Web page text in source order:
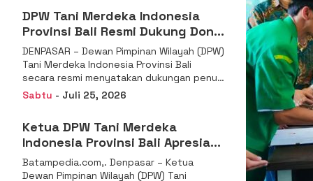
DPW Tani Merdeka Indonesia
Provinsi Bali Resmi Dukung Don
Muzakir Mengisi Jabatan Wakil
Menteri Pertanian RI
DENPASAR – Dewan Pimpinan Wilayah (DPW)
Tani Merdeka Indonesia Provinsi Bali
secara resmi menyatakan dukungan penuh
kepada Ketua Umum
Sabtu - Juli 25, 2026
Ketua DPW Tani Merdeka
Indonesia Provinsi Bali Apresiasi
Penunjukan Dr. Sudaryono
sebagai Kepala Badan Gizi
Batampedia.com,. Denpasar – Ketua
Dewan Pimpinan Wilayah (DPW) Tani